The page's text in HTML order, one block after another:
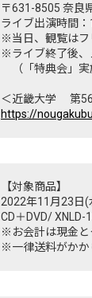
〒631-8505 奈良
ライブ出演時間
※当日、観覧はフ
※ライブ終了後、
（「特典会」実
＜近畿大学 第
https://
【対象商品】
2022年11月23日(
CD＋DVD/
※お会計は現金と
※一律送料がかか